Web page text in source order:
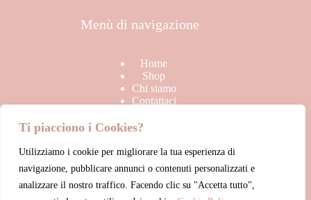
Ti piacciono i Cookies?
Utilizziamo i cookie per migliorare la tua esperienza di
navigazione, pubblicare annunci o contenuti personalizzati e
analizzare il nostro traffico. Facendo clic su "Accetta tutto",
Menù di navigazione
Home
Shop
Chi siamo
Contattaci
Link Utili